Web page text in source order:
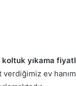
yıkama
ev